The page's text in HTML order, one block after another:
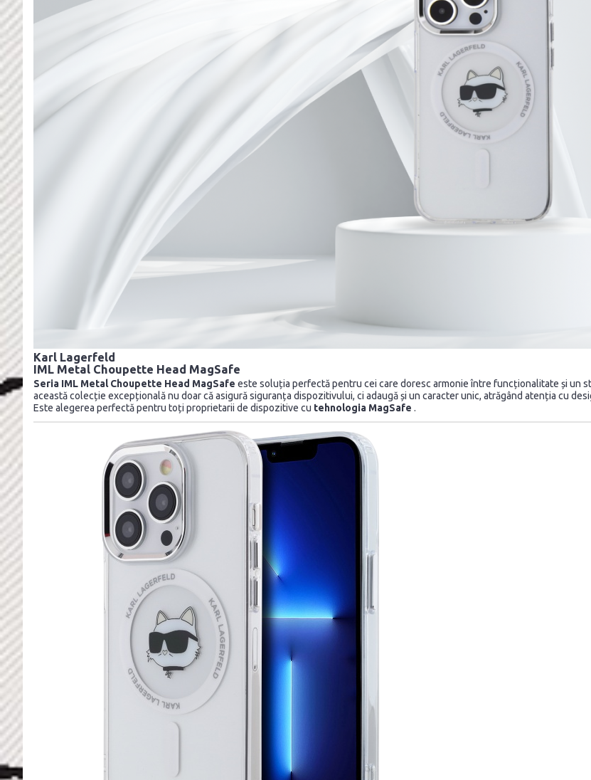
Karl Lagerfeld
IML Metal Choupette Head MagSafe
Seria IML Metal Choupette Head MagSafe este soluția perfectă pentru cei care doresc armonie între funcționalitate și un
această colecție excepțională nu doar că asigură siguranța dispozitivului, ci adaugă și un caracter unic, atrăgând atenția cu
Este alegerea perfectă pentru toți proprietarii de dispozitive cu tehnologia MagSafe .